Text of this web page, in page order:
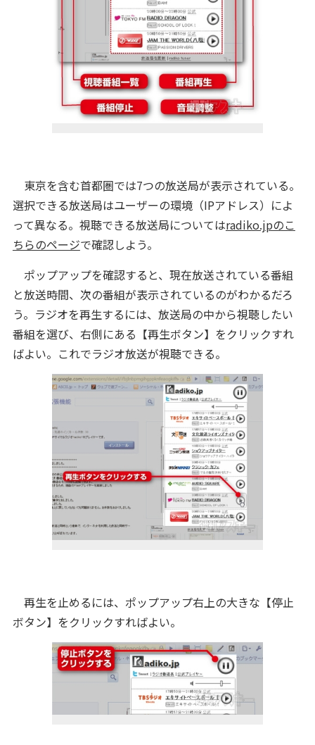
東京を含む首都圏では7つの放送局が表示されている。
選択できる放送局はユーザーの環境（IPアドレス）によ
って異なる。視聴できる放送局についてはradiko.jpのこ
ちらのページで確認しよう。
ポップアップを確認すると、現在放送されている番組
と放送時間、次の番組が表示されているのがわかるだろ
う。ラジオを再生するには、放送局の中から視聴したい
番組を選び、右側にある【再生ボタン】をクリックすれ
ばよい。これでラジオ放送が視聴できる。
再生を止めるには、ポップアップ右上の大きな【停止
ボタン】をクリックすればよい。